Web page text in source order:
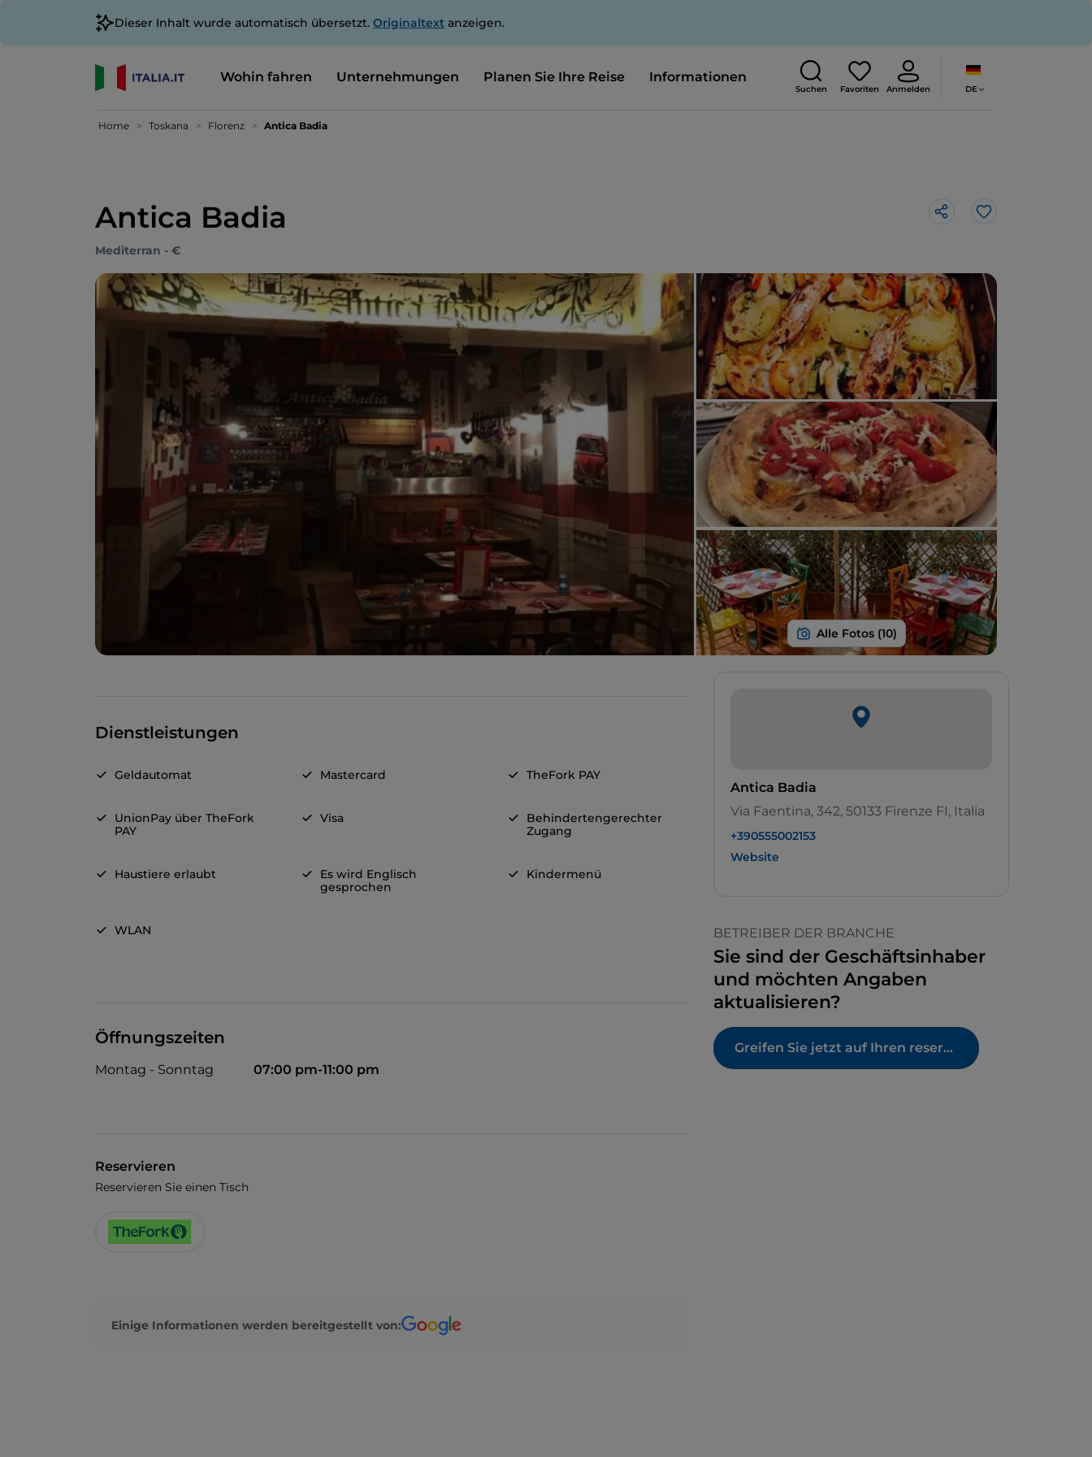
Dieser Inhalt wurde automatisch übersetzt. Originaltext anzeigen.
Wohin fahren Unternehmungen Planen Sie Ihre Reise Informationen
Suchen Favoriten Anmelden DE
Home Toskana Florenz Antica Badia
Antica Badia Like
Mediterran - €
Dienstleistungen
Geldautomat Mastercard TheFork PAY
UnionPay über TheFork
PAY
Visa
Behindertengerechter
Zugang
Haustiere erlaubt
Es wird Englisch
gesprochen
Kindermenü
WLAN
Öffnungszeiten
Montag - Sonntag 07:00 pm-11:00 pm
Reservieren
Reservieren Sie einen Tisch
Einige Informationen werden bereitgestellt von:
Antica Badia
Via Faentina, 342, 50133 Firenze FI, Italia
+390555002153
Website
BETREIBER DER BRANCHE
Sie sind der Geschäftsinhaber
und möchten Angaben
aktualisieren?
Greifen Sie jetzt auf Ihren reservierten Bereich zu